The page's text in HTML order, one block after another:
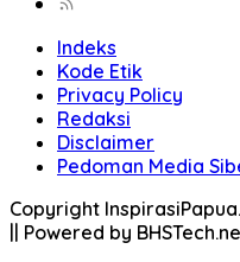
Indeks
Kode Etik
Privacy Policy
Redaksi
Disclaimer
Pedoman Media
Copyright
|| Powered by